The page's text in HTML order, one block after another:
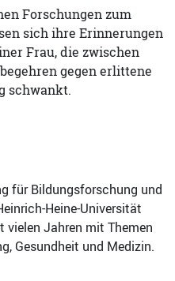
Forschungen zum
sich ihre Erinnerungen
Frau, die zwischen
gegen erlittene
schwankt.
für Bildungsforschung und
Heine-Universität
vielen Jahren mit Themen
Gesundheit und Medizin.